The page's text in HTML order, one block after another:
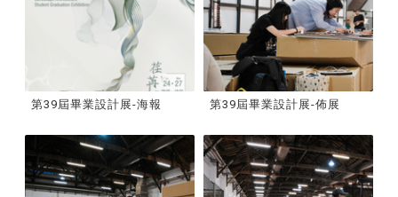
第39屆畢業設計展-海報 第39屆畢業設計展-佈展